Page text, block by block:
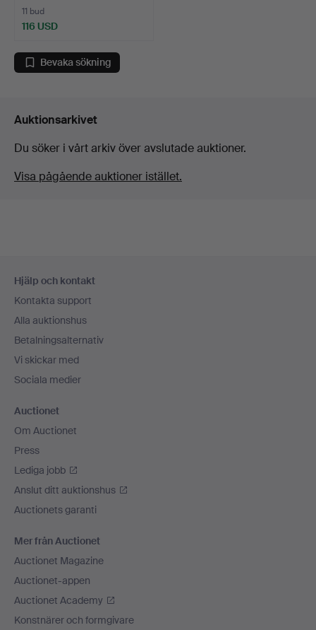
11 bud
116 USD
Bevaka sökning
Auktionsarkivet
Du söker i vårt arkiv över avslutade auktioner.
Visa pågående auktioner istället.
Hjälp och kontakt
Kontakta support
Alla auktionshus
Betalningsalternativ
Vi skickar med
Sociala medier
Auctionet
Om Auctionet
Press
Lediga jobb
Anslut ditt auktionshus
Auctionets garanti
Mer från Auctionet
Auctionet Magazine
Auctionet-appen
Auctionet Academy
Konstnärer och formgivare